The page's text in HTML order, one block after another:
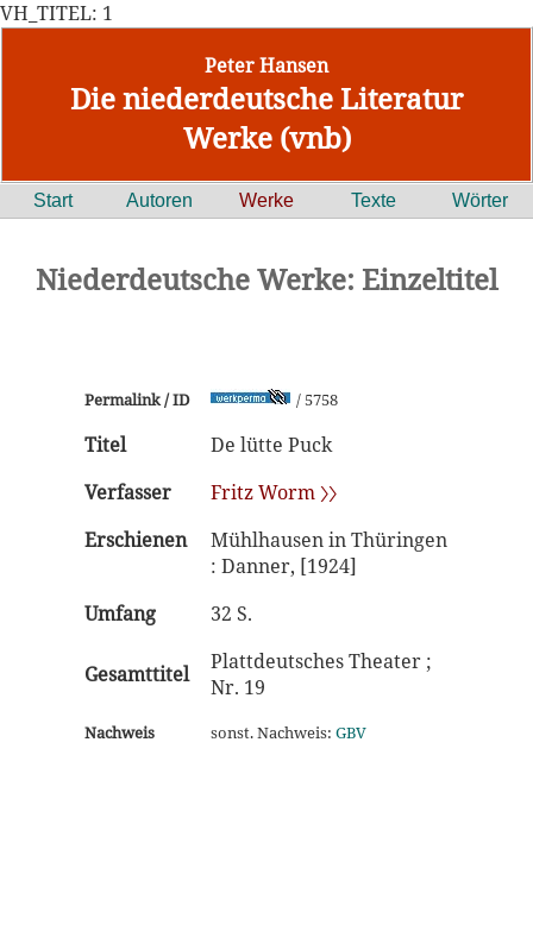
VH_TITEL: 1
Peter Hansen
Die niederdeutsche Literatur
Werke (vnb)
Start Autoren Werke Texte Wörter
Niederdeutsche Werke: Einzeltitel
Permalink / ID / 5758
Titel
De lütte Puck
Verfasser
Fritz Worm 〉〉
Erschienen
Mühlhausen in Thüringen
: Danner, [1924]
Umfang
32 S.
Gesamttitel
Plattdeutsches Theater ;
Nr. 19
Nachweis sonst. Nachweis: GBV